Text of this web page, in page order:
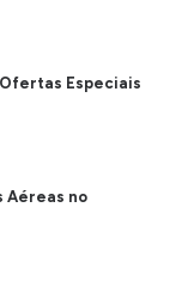
Especiais
Aéreas no